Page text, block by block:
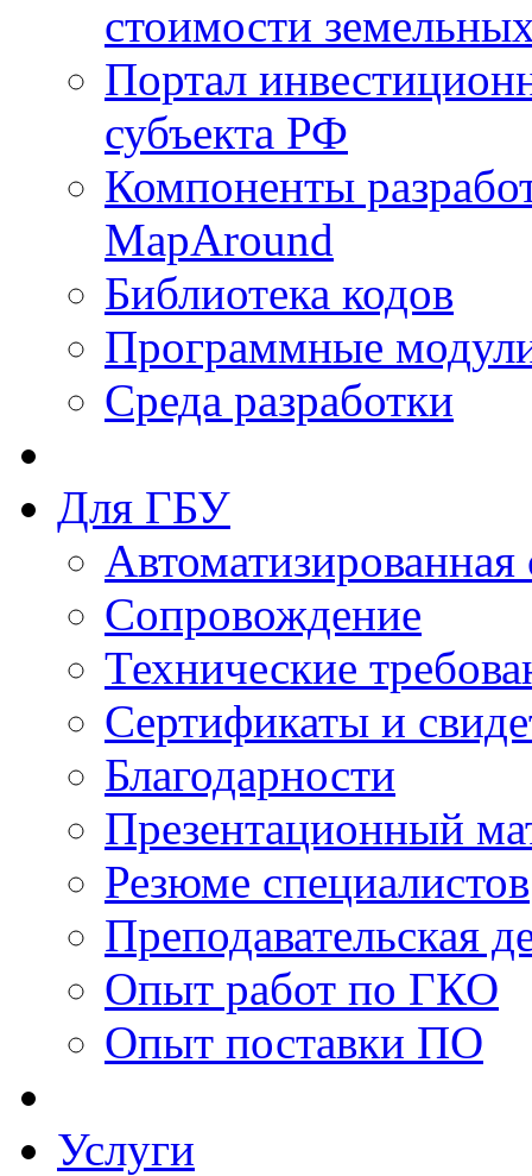
стоимости
Портал
субъекта РФ
Компоненты
MapAround
Библиотека кодов
Программные
Среда разработки
Для ГБУ
Сопровождение
Технические
Сертификаты и
Благодарности
Презентационный
Резюме специалистов
Преподавательская
Опыт работ по ГКО
Опыт поставки ПО
Услуги